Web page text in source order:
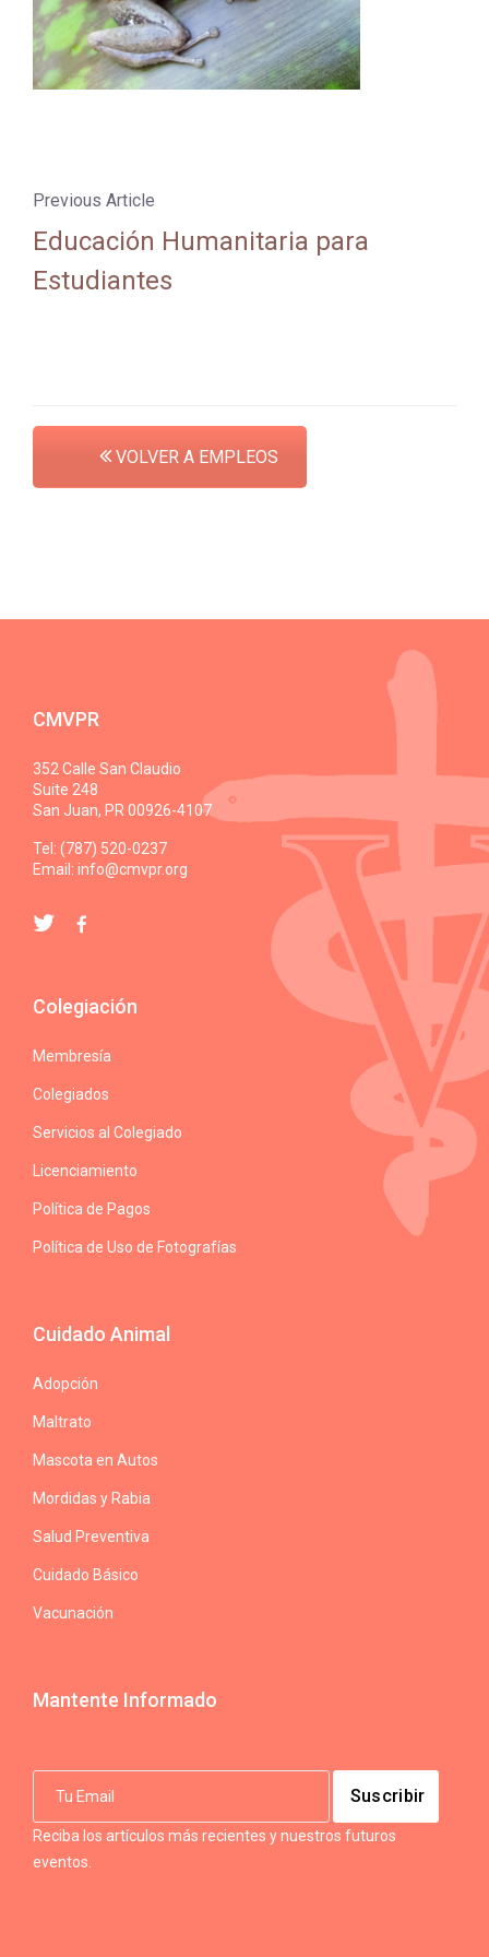
Previous Article
Educación Humanitaria para
Estudiantes
VOLVER A EMPLEOS
CMVPR
352 Calle San Claudio
Suite 248
San Juan, PR 00926-4107
Tel: (787) 520-0237
Email: info@cmvpr.org
Colegiación
Membresía
Colegiados
Servicios al Colegiado
Licenciamiento
Política de Pagos
Política de Uso de Fotografías
Cuidado Animal
Adopción
Maltrato
Mascota en Autos
Mordidas y Rabia
Salud Preventiva
Cuidado Básico
Vacunación
Mantente Informado
Reciba los artículos más recientes y nuestros futuros
eventos.